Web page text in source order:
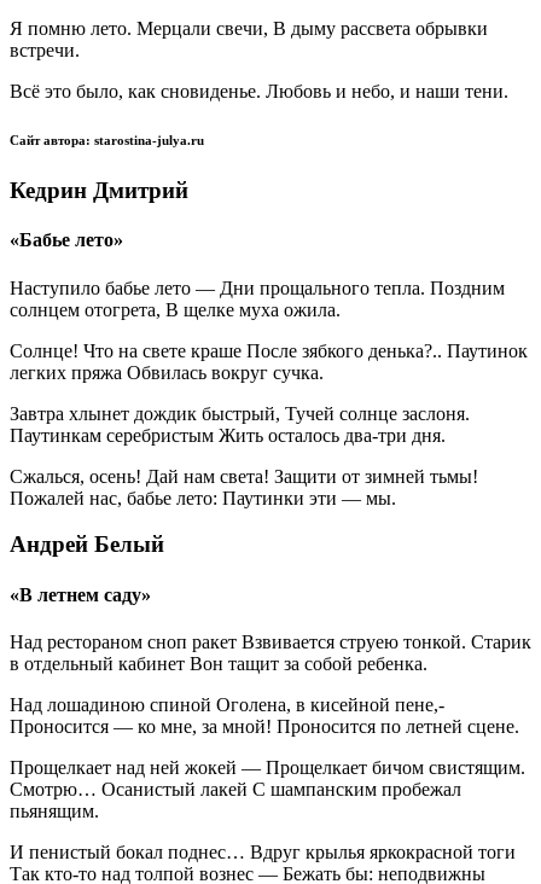
Я помню лето. Мерцали свечи, В дыму рассвета обрывки
встречи.
Всё это было, как сновиденье. Любовь и небо, и наши тени.
Сайт автора: starostina-julya.ru
Кедрин Дмитрий
«Бабье лето»
Наступило бабье лето — Дни прощального тепла. Поздним
солнцем отогрета, В щелке муха ожила.
Солнце! Что на свете краше После зябкого денька?.. Паутинок
легких пряжа Обвилась вокруг сучка.
Завтра хлынет дождик быстрый, Тучей солнце заслоня.
Паутинкам серебристым Жить осталось два-три дня.
Сжалься, осень! Дай нам света! Защити от зимней тьмы!
Пожалей нас, бабье лето: Паутинки эти — мы.
Андрей Белый
«В летнем саду»
Над рестораном сноп ракет Взвивается струею тонкой. Старик
в отдельный кабинет Вон тащит за собой ребенка.
Над лошадиною спиной Оголена, в кисейной пене,-
Проносится — ко мне, за мной! Проносится по летней сцене.
Прощелкает над ней жокей — Прощелкает бичом свистящим.
Смотрю… Осанистый лакей С шампанским пробежал
пьянящим.
И пенистый бокал поднес… Вдруг крылья яркокрасной тоги
Так кто-то над толпой вознес — Бежать бы: неподвижны